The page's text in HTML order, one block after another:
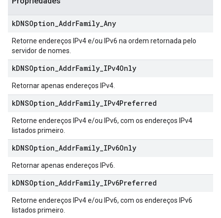
kDNSOption AddrFamily Any
Retorne endereços IPv4 e/ou IPv6 na ordem retornada pelo
servidor de nomes.
kDNSOption AddrFamily IPv4Only
Retornar apenas endereços IPv4.
kDNSOption AddrFamily IPv4Preferred
Retorne endereços IPv4 e/ou IPv6, com os endereços IPv4
listados primeiro.
kDNSOption AddrFamily IPv6Only
Retornar apenas endereços IPv6.
kDNSOption AddrFamily IPv6Preferred
Retorne endereços IPv4 e/ou IPv6, com os endereços IPv6
listados primeiro.